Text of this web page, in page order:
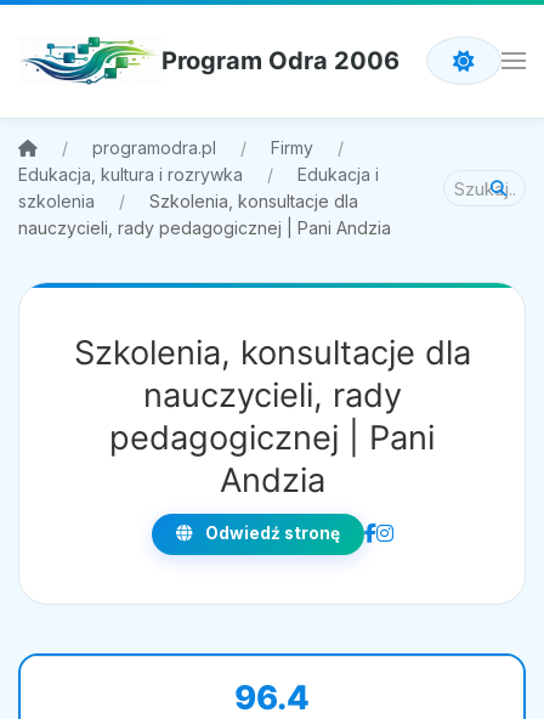
Program Odra 2006
programodra.pl
Firmy
Edukacja, kultura i rozrywka
Edukacja i
szkolenia
Szkolenia, konsultacje dla
nauczycieli, rady pedagogicznej | Pani Andzia
Szkolenia, konsultacje dla
nauczycieli, rady
pedagogicznej | Pani
Andzia
Odwiedź stronę
96.4